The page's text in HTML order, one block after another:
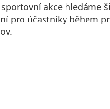
akce hledáme
pro účastníky během